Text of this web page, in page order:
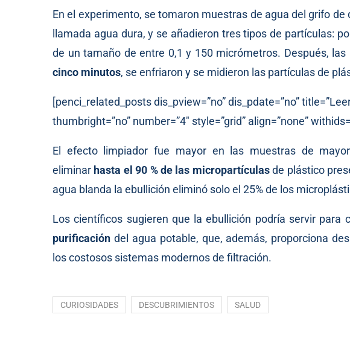
En el experimento, se tomaron muestras de agua del grifo
llamada agua dura, y se añadieron tres tipos de partículas:
de un tamaño de entre 0,1 y 150 micrómetros. Después,
cinco minutos, se enfriaron y se midieron las partículas de
[penci_related_posts dis_pview=”no” dis_pdate=”no”
thumbright=”no” number=”4″ style=”grid” align=”none”
El efecto limpiador fue mayor en las muestras de
eliminar hasta el 90 % de las micropartículasde plástico
agua blanda la ebullición eliminó solo el 25% de los
Los científicos sugieren que la ebullición podría servir para
purificación del agua potable, que, además, proporciona
los costosos sistemas modernos de filtración.
CURIOSIDADES DESCUBRIMIENTOS SALUD